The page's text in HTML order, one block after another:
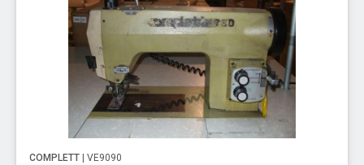
COMPLETT | VE9090